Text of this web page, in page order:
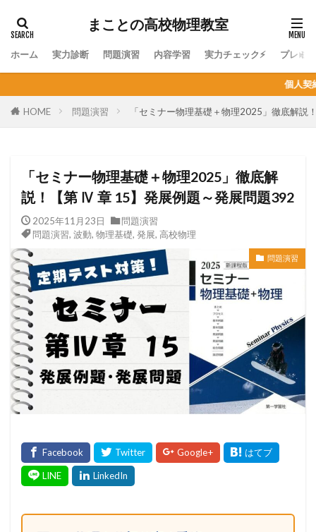
まことの高校物理教室
ホーム 実力診断 問題演習 内容学習 実力チェック⚡ プレミ
個人契約オンライン家庭教師の生
HOME 問題演習 「セミナー物理基礎＋物理2025」徹底解
「セミナー物理基礎＋物理2025」徹底解
説！【第 Ⅳ 章 15】発展例題～発展問題392
2025年11月23日
問題演習
問題演習, 波動, 物理基礎, 発展, 高校物理
問題演習